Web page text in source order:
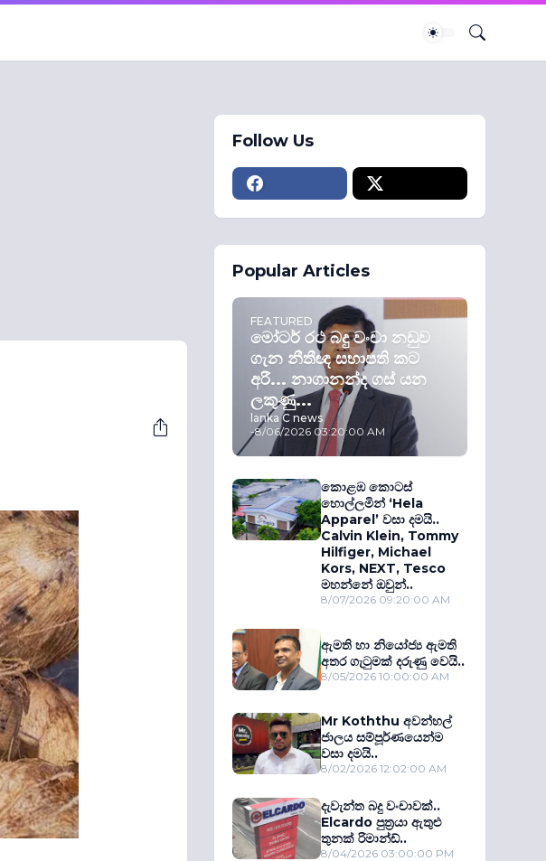
Follow Us
Popular Articles
FEATURED
මෝටර් රථ බදු වංචා නඩුව
ගැන නීතීඥ සභාපති කට
අරී... නාගානන්ද ගස් යන
ලකුණු...
lanka C news
-8/06/2026 03:20:00 AM
කොළඹ කොටස්
හොල්ලමින් ‘Hela
Apparel’ වසා දමයි..
Calvin Klein, Tommy
Hilfiger, Michael
Kors, NEXT, Tesco
මහන්නේ ඔවුන්..
8/07/2026 09:20:00 AM
ඇමති හා නියෝජ්‍ය ඇමති
අතර ගැටුමක් දරුණු වෙයි..
8/05/2026 10:00:00 AM
Mr Koththu අවන්හල්
ජාලය සම්පූර්ණයෙන්ම
වසා දමයි..
8/02/2026 12:02:00 AM
දැවැන්ත බදු වංචාවක්..
Elcardo පුත‍්‍රයා ඇතුළු
තුනක් රිමාන්ඩ්..
8/04/2026 03:00:00 PM